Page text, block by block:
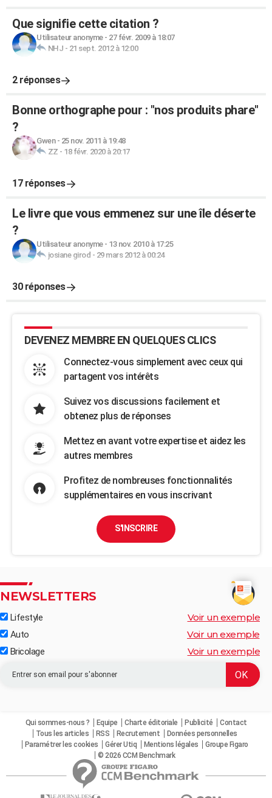
Que signifie cette citation ?
Utilisateur anonyme- 27 févr. 2009 à 18:07
NHJ - 21 sept. 2012 à 12:00
2 réponses
Bonne orthographe pour : "nos produits phare"
?
Gwen- 25 nov. 2011 à 19:48
ZZ - 18 févr. 2020 à 20:17
17 réponses
Le livre que vous emmenez sur une île déserte
?
Utilisateur anonyme- 13 nov. 2010 à 17:25
josiane girod - 29 mars 2012 à 00:24
30 réponses
DEVENEZ MEMBRE EN QUELQUES CLICS
Connectez-vous simplement avec ceux qui
partagent vos intérêts
Suivez vos discussions facilement et
obtenez plus de réponses
Mettez en avant votre expertise et aidez les
autres membres
Profitez de nombreuses fonctionnalités
supplémentaires en vous inscrivant
S'INSCRIRE
NEWSLETTERS
Lifestyle Voir un exemple
Auto Voir un exemple
Bricolage Voir un exemple
Qui sommes-nous ? Equipe Charte éditoriale Publicité
Contact
Tous les articles
RSS Recrutement
Données personnelles
Paramétrer les cookies
Gérer Utiq Mentions légales
Groupe Figaro
© 2026 CCM Benchmark